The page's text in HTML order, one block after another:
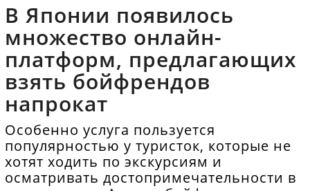
В Японии появилось
множество онлайн-
платформ, предлагающих
взять бойфрендов
напрокат
Особенно услуга пользуется
популярностью у туристок, которые не
хотят ходить по экскурсиям и
осматривать достопримечательности в